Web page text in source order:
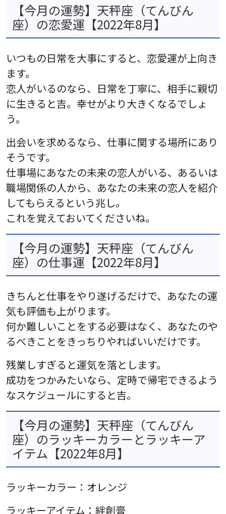
【今月の運勢】天秤座（てんびん
座）の恋愛運【2022年8月】
いつもの日常を大事にすると、恋愛運が上向き
ます。
恋人がいるのなら、日常を丁寧に、相手に親切
に生きると吉。幸せがより大きくなるでしょ
う。
出会いを求めるなら、仕事に関する場所にあり
そうです。
仕事場にあなたの未来の恋人がいる、あるいは
職場関係の人から、あなたの未来の恋人を紹介
してもらえるという兆し。
これを覚えておいてくださいね。
【今月の運勢】天秤座（てんびん
座）の仕事運【2022年8月】
きちんと仕事をやり遂げるだけで、あなたの運
気も評価も上がります。
何か難しいことをする必要はなく、あなたのや
るべきことをきっちりやればいいだけです。
残業しすぎると運気を落とします。
成功をつかみたいなら、定時で帰宅できるよう
なスケジュールにすると吉。
【今月の運勢】天秤座（てんびん
座）のラッキーカラーとラッキーア
イテム【2022年8月】
ラッキーカラー：オレンジ
ラッキーアイテム：絆創膏